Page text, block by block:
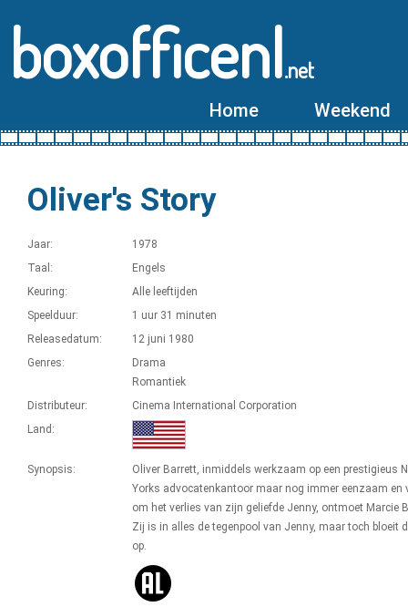
boxofficenl.net
Home Weekend
Oliver's Story
Jaar:
1978
Taal:
Engels
Keuring:
Alle leeftijden
Speelduur:
1 uur 31 minuten
Releasedatum:
12 juni 1980
Genres:
Drama
Romantiek
Distributeur:
Cinema International Corporation
Land:
Synopsis:
Oliver Barrett, inmiddels werkzaam op een prestigieus
Yorks advocatenkantoor maar nog immer eenzaam en
om het verlies van zijn geliefde Jenny, ontmoet Marcie
Zij is in alles de tegenpool van Jenny, maar toch bloeit
op.